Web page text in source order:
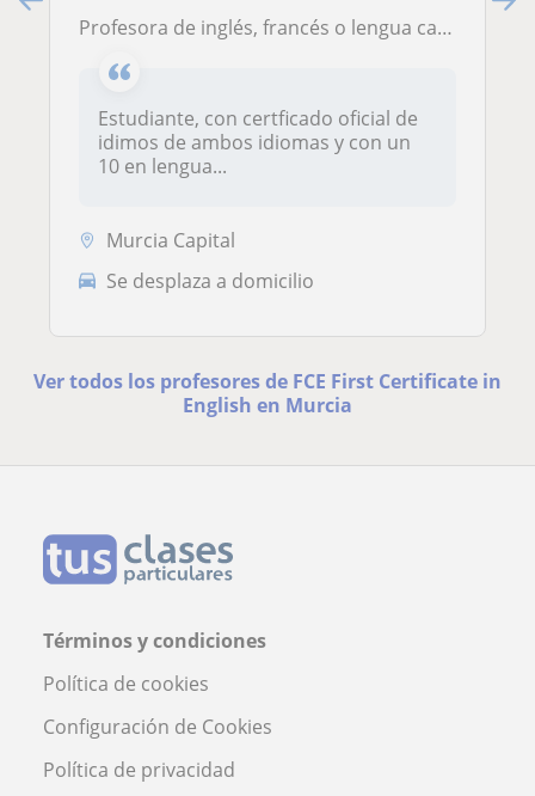
profesora de inglés, francés o lengua castellana para primaria y ESO
Estudiante, con certficado oficial de
idimos de ambos idiomas y con un
10 en lengua...
Murcia Capital
Se desplaza a domicilio
Ver todos los profesores de FCE First Certificate in
English en Murcia
Términos y condiciones
Política de cookies
Configuración de Cookies
Política de privacidad